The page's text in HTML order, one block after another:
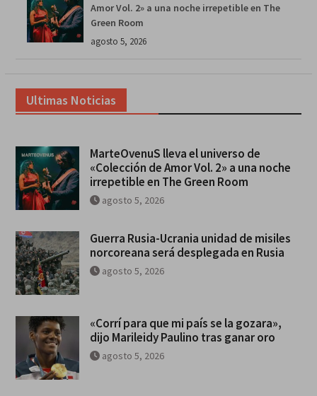
Amor Vol. 2» a una noche irrepetible en The
Green Room
agosto 5, 2026
Ultimas Noticias
MarteOvenuS lleva el universo de
«Colección de Amor Vol. 2» a una noche
irrepetible en The Green Room
agosto 5, 2026
Guerra Rusia-Ucrania unidad de misiles
norcoreana será desplegada en Rusia
agosto 5, 2026
«Corrí para que mi país se la gozara»,
dijo Marileidy Paulino tras ganar oro
agosto 5, 2026